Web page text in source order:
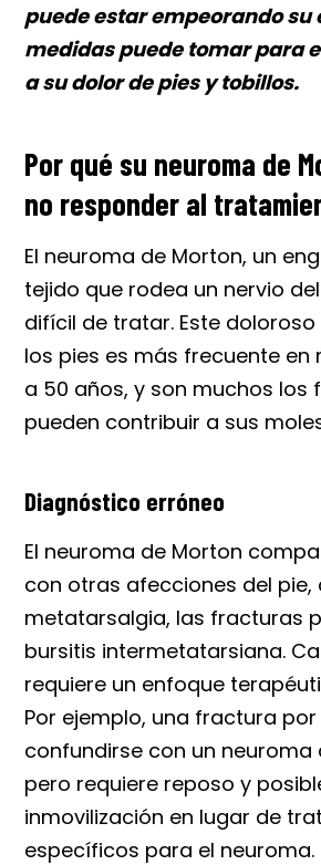
puede estar empeorando su
medidas puede tomar para
a su dolor de pies y tobillos.
Por qué su neuroma de
no responder al
El neuroma de Morton, un
tejido que rodea un nervio
difícil de tratar. Este
los pies es más frecuente en
a 50 años, y son muchos los
pueden contribuir a sus
Diagnóstico erróneo
El neuroma de Morton
con otras afecciones del pie,
metatarsalgia, las fracturas
bursitis intermetatarsiana.
requiere un enfoque
Por ejemplo, una fractura
confundirse con un neuroma
pero requiere reposo y
inmovilización en lugar de
específicos para el neuroma.